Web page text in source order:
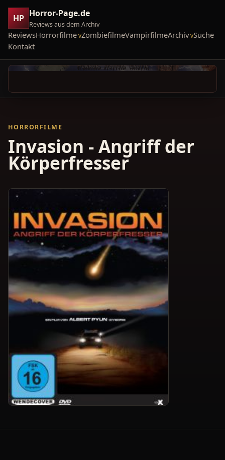
HP Horror-Page.de
Reviews aus dem Archiv
ReviewsHorrorfilme ZombiefilmeVampirfilmeArchiv Suche
Kontakt
HORRORFILME
Invasion - Angriff der
Körperfresser